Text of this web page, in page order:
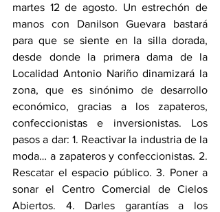
martes 12 de agosto. Un estrechón de
manos con Danilson Guevara bastará
para que se siente en la silla dorada,
desde donde la primera dama de la
Localidad Antonio Nariño dinamizará la
zona, que es sinónimo de desarrollo
económico, gracias a los zapateros,
confeccionistas e inversionistas. Los
pasos a dar: 1. Reactivar la industria de la
moda… a zapateros y confeccionistas. 2.
Rescatar el espacio público. 3. Poner a
sonar el Centro Comercial de Cielos
Abiertos. 4. Darles garantías a los